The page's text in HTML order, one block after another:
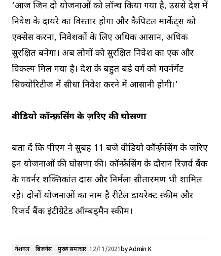
‘आज जिन दो योजनाओं को लॉन्च किया गया है, उससे देश में
निवेश के दायरे का विस्तार होगा और कैपिटल मार्केट्स को
एक्सेस करना, निवेशकों के लिए अधिक आसान, अधिक
सुरक्षित बनेगा। अब लोगों को सुरक्ष‍ित निवेश का एक और
विकल्प मिल गया है। देश के बहुत बड़े वर्ग को गवर्नमेंट
सिक्योरिटीज में सीधा निवेश करने में आसानी होगी।’
वीडियो कॉन्फ़्रेंसिंग के ज़रिए की घोसणा
बता दें कि पीएम ने सुबह 11 बजे वीडियो कॉन्फ़्रेंसिंग के ज़रिए
इन योजनाओं की घोसणा की। कॉन्फ्रेंसिंग के दौरान रिज़र्व बैंक
के गवर्नर शक्तिकांत दास और निर्मला सीतारमण भी शामिल
रहे। दोनों योजनाओं का नाम है रीटेल डायरेक्ट स्कीम और
रिजर्व बैंक इंटीग्रेटेड ऑम्बड्मैन स्कीम।
नेशनल बिजनेस मुख्य समाचार 12/11/2021byAdmin K